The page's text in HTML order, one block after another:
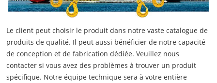
Le client peut choisir le produit dans notre vaste catalogue de
produits de qualité. Il peut aussi bénéficier de notre capacité
de conception et de fabrication dédiée. Veuillez nous
contacter si vous avez des problèmes à trouver un produit
spécifique. Notre équipe technique sera à votre entière